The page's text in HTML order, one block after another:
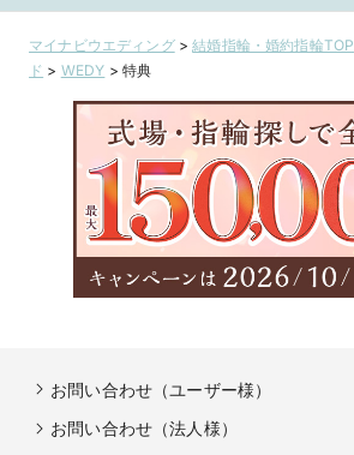
マイナビウエディング>結婚指輪・婚約指輪TOP
ド > WEDY > 特典
お問い合わせ（ユーザー様）
お問い合わせ（法人様）